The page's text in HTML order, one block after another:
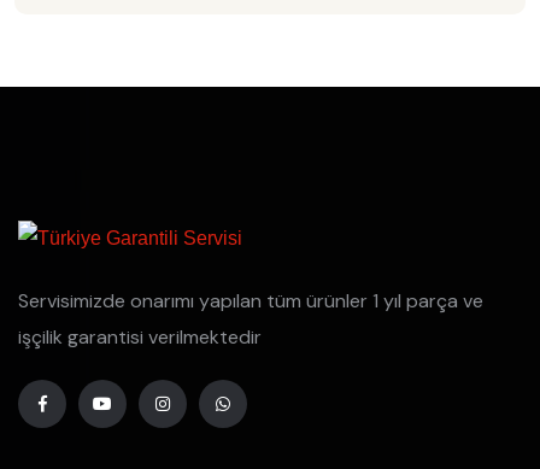
Servisimizde onarımı yapılan tüm ürünler 1 yıl parça ve
işçilik garantisi verilmektedir